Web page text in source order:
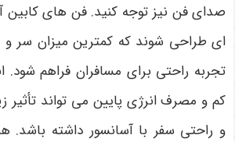
صدای فن نیز توجه کنید. فن های کابین
ای طراحی شوند که کمترین میزان سر و
تجربه راحتی برای مسافران فراهم
کم و مصرف انرژی پایین می تواند تأثیر
و راحتی سفر با آسانسور داشته باشد.